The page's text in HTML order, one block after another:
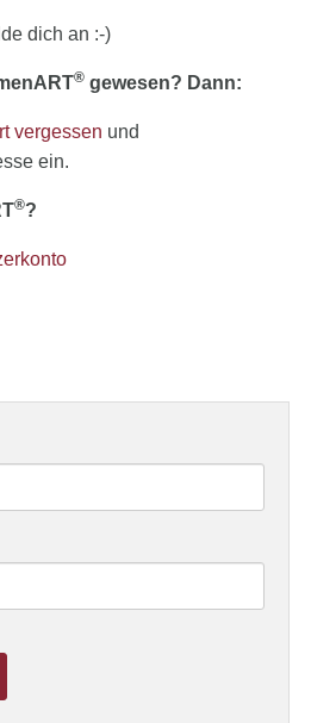
dich an :-)
® gewesen? Dann:
vergessen und
ein.
®?